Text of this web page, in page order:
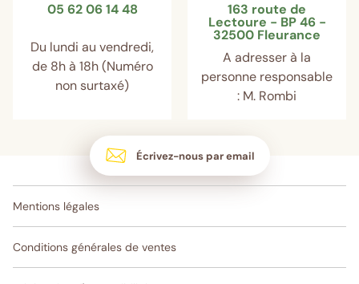
05 62 06 14 48
Du lundi au vendredi,
de 8h à 18h (Numéro
non surtaxé)
163 route de
Lectoure - BP 46 -
32500 Fleurance
A adresser à la
personne responsable
: M. Rombi
Écrivez-nous par email
Mentions légales
Conditions générales de ventes